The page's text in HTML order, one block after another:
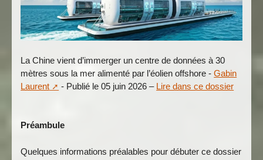
La Chine vient d’immerger un centre de données à 30
mètres sous la mer alimenté par l’éolien offshore -Gabin
Laurent
- Publié le 05 juin 2026 – Lire dans ce dossier
Préambule
Quelques informations préalables pour débuter ce dossier